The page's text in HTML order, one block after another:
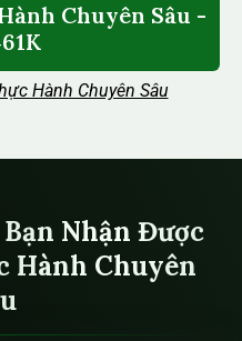
Chuyên Sâu -
Hành Chuyên Sâu
Nhận Được
Hành Chuyên